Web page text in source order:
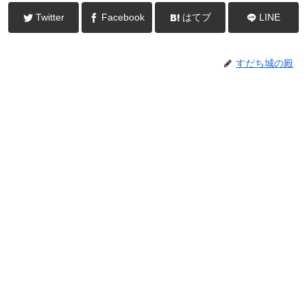
Twitter Facebook はてブ LINE
すだち城の殿